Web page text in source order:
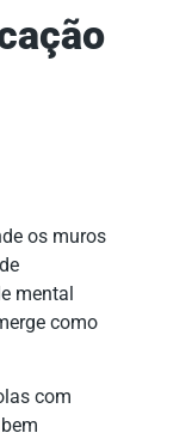
os muros
mental
como
com